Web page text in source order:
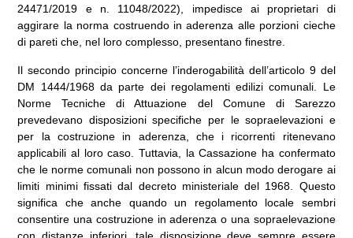
24471/2019 e n. 11048/2022), impedisce ai proprietari di
aggirare la norma costruendo in aderenza alle porzioni cieche
di pareti che, nel loro complesso, presentano finestre.
Il secondo principio concerne l’inderogabilità dell’articolo 9 del
DM 1444/1968 da parte dei regolamenti edilizi comunali. Le
Norme Tecniche di Attuazione del Comune di Sarezzo
prevedevano disposizioni specifiche per le sopraelevazioni e
per la costruzione in aderenza, che i ricorrenti ritenevano
applicabili al loro caso. Tuttavia, la Cassazione ha confermato
che le norme comunali non possono in alcun modo derogare ai
limiti minimi fissati dal decreto ministeriale del 1968. Questo
significa che anche quando un regolamento locale sembri
consentire una costruzione in aderenza o una sopraelevazione
con distanze inferiori, tale disposizione deve sempre essere